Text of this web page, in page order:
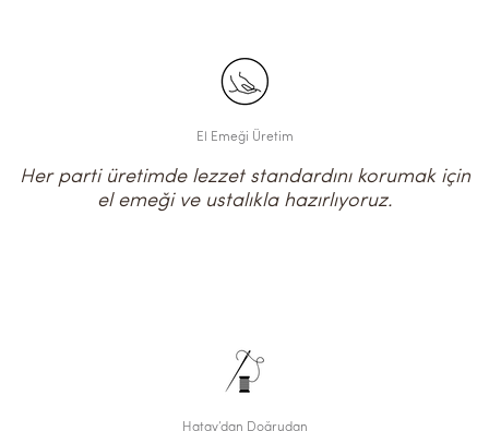
El Emeği Üretim
Her parti üretimde lezzet standardını korumak için
el emeği ve ustalıkla hazırlıyoruz.
Hatay’dan Doğrudan